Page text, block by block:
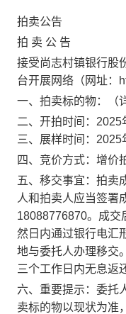
拍卖公告
拍 卖 公 告
接受尚志村镇银行股
台开展网络（网址：
一、拍卖标的物：（
二、开拍时间：2025
三、展样时间：
四、竞价方式：增价
五、移交事宜：拍卖
人和拍卖人应当签署
18088776870。成交
然日内通过银行电汇
地与委托人办理移交
三个工作日内无息返
六、重要提示：委托
卖标的物以现状为准